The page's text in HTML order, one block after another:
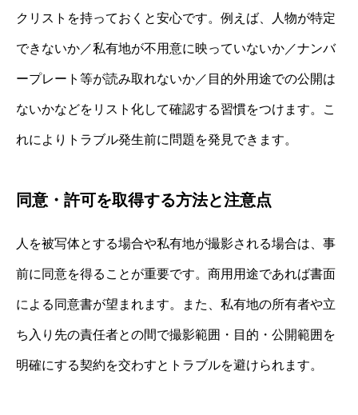
クリストを持っておくと安心です。例えば、人物が特定
できないか／私有地が不用意に映っていないか／ナンバ
ープレート等が読み取れないか／目的外用途での公開は
ないかなどをリスト化して確認する習慣をつけます。こ
れによりトラブル発生前に問題を発見できます。
同意・許可を取得する方法と注意点
人を被写体とする場合や私有地が撮影される場合は、事
前に同意を得ることが重要です。商用用途であれば書面
による同意書が望まれます。また、私有地の所有者や立
ち入り先の責任者との間で撮影範囲・目的・公開範囲を
明確にする契約を交わすとトラブルを避けられます。